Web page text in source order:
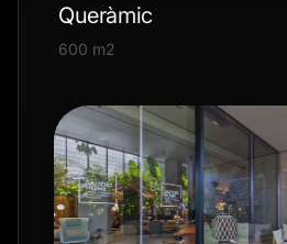
Queràmic
600 m2